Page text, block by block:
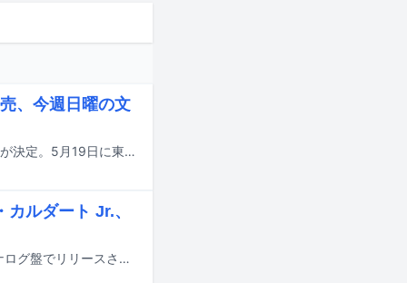
、今週日曜の文
さまざまなアーティストが参加した短歌文芸誌「チャリティー百人一首」の発売が決定。5月19日に東京・東京流通センターで行われる「文学フリマ東京38」で販売される。
ルダート Jr.、
入江陽のニューアルバム「恋愛」が2024年2月14日にCDと配信、3月14日にアナログ盤でリリースされる。